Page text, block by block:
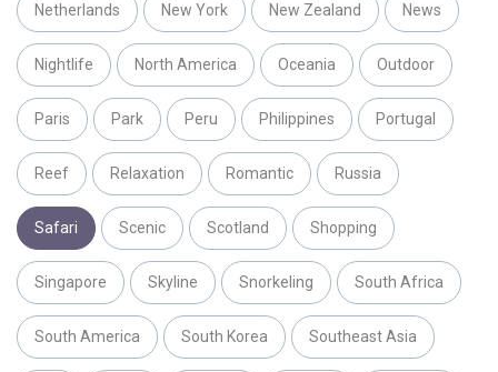
Netherlands New York New Zealand News
Nightlife North America Oceania Outdoor
Paris Park Peru Philippines Portugal
Reef Relaxation Romantic Russia
Safari Scenic Scotland Shopping
Singapore Skyline Snorkeling South Africa
South America South Korea Southeast Asia